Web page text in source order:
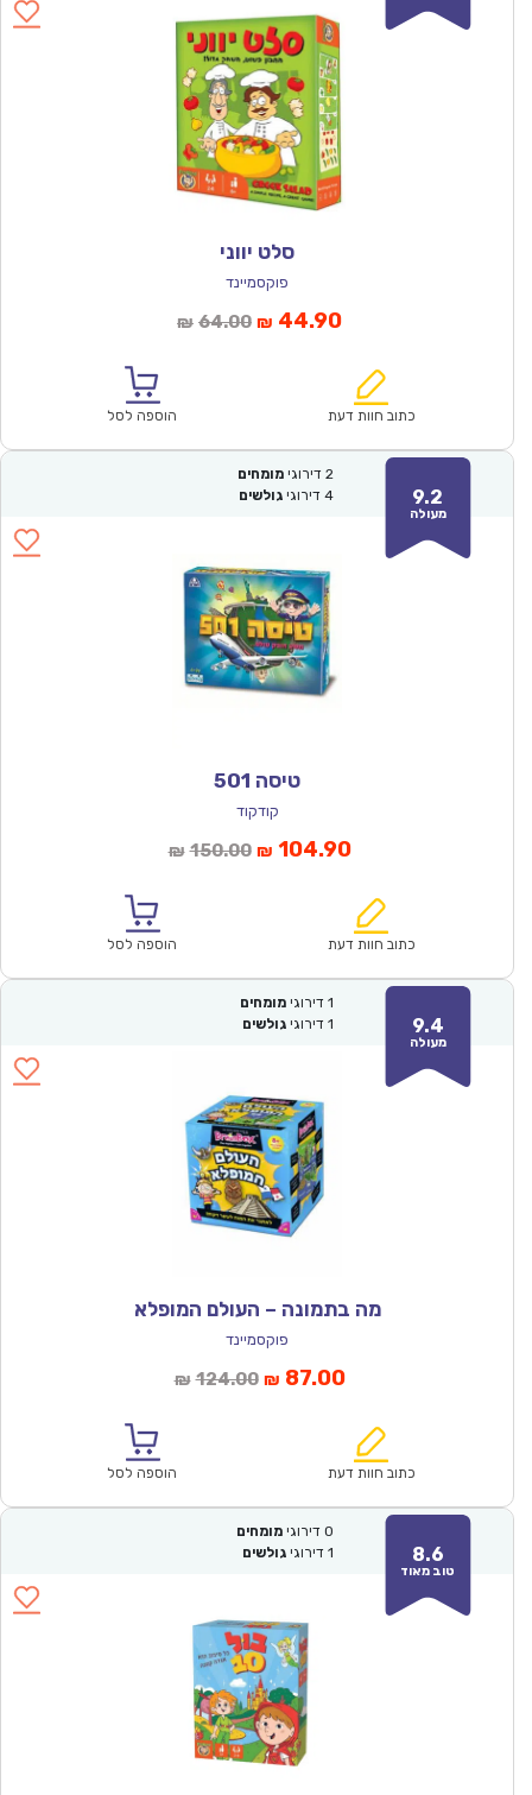
סלט יווני
פוקסמיינד
₪ 64.00המחיר
₪64.00.
₪ 44.90המחיר
הוא:
כתוב חוות דעת הוספה לסל
9.2
מעולה
2 דירוגי מומחים
4 דירוגי גולשים
טיסה 501
קודקוד
₪ 150.00המחיר
₪150.00.
₪ 104.90המחיר
הוא:
כתוב חוות דעת הוספה לסל
9.4
מעולה
1 דירוגי מומחים
1 דירוגי גולשים
מה בתמונה – העולם המופלא
פוקסמיינד
₪ 124.00המחיר
₪124.00.
₪ 87.00המחיר
הוא:
כתוב חוות דעת הוספה לסל
8.6
טוב מאוד
0 דירוגי מומחים
1 דירוגי גולשים